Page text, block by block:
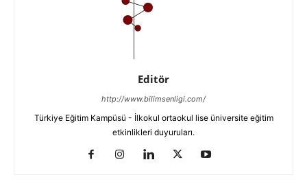
Editör
http://www.bilimsenligi.com/
Türkiye Eğitim Kampüsü - İlkokul ortaokul lise üniversite eğitim
etkinlikleri duyuruları.